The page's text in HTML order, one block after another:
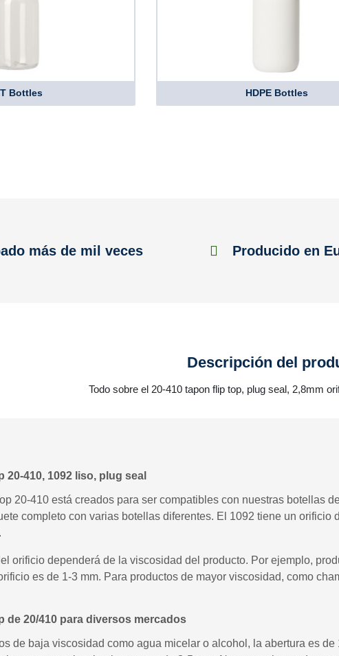
Bottles HDPE Bottles
más de mil veces Producido en
Descripción del
Todo sobre el 20-410 tapon flip top, plug seal, 2,8mm
20-410, 1092 liso, plug seal
20-410 está creados para ser compatibles con nuestras botellas
completo con varias botellas diferentes. El 1092 tiene un orificio
orificio dependerá de la viscosidad del producto. Por ejemplo,
es de 1-3 mm. Para productos de mayor viscosidad, como
de 20/410 para diversos mercados
de baja viscosidad como agua micelar o alcohol, la abertura es